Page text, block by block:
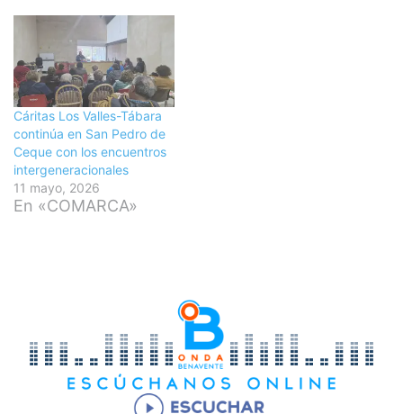
Cáritas Los Valles-Tábara
continúa en San Pedro de
Ceque con los encuentros
intergeneracionales
11 mayo, 2026
En «COMARCA»